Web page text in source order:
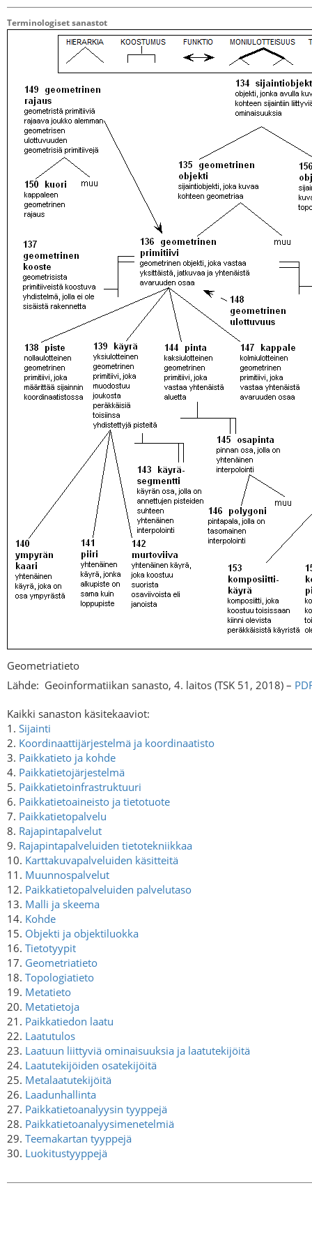
Terminologiset sanastot
Geometriatieto
Lähde: Geoinformatiikan sanasto, 4. laitos (TSK 51, 2018) –
Kaikki sanaston käsitekaaviot:
1. Sijainti
2. Koordinaattijärjestelmä ja koordinaatisto
3. Paikkatieto ja kohde
4. Paikkatietojärjestelmä
5. Paikkatietoinfrastruktuuri
6. Paikkatietoaineisto ja tietotuote
7. Paikkatietopalvelu
8. Rajapintapalvelut
9. Rajapintapalveluiden tietotekniikkaa
10. Karttakuvapalveluiden käsitteitä
11. Muunnospalvelut
12. Paikkatietopalveluiden palvelutaso
13. Malli ja skeema
14. Kohde
15. Objekti ja objektiluokka
16. Tietotyypit
17. Geometriatieto
18. Topologiatieto
19. Metatieto
20. Metatietoja
21. Paikkatiedon laatu
22. Laatutulos
23. Laatuun liittyviä ominaisuuksia ja laatutekijöitä
24. Laatutekijöiden osatekijöitä
25. Metalaatutekijöitä
26. Laadunhallinta
27. Paikkatietoanalyysin tyyppejä
28. Paikkatietoanalyysimenetelmiä
29. Teemakartan tyyppejä
30. Luokitustyyppejä